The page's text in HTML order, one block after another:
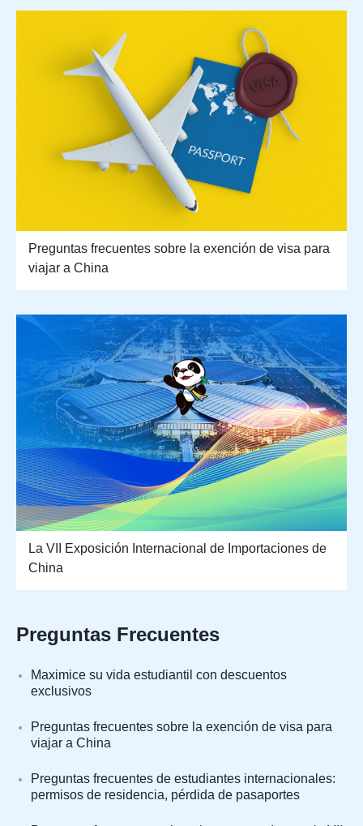
Preguntas frecuentes sobre la exención de visa para
viajar a China
La VII Exposición Internacional de Importaciones de
China
Preguntas Frecuentes
Maximice su vida estudiantil con descuentos
exclusivos
Preguntas frecuentes sobre la exención de visa para
viajar a China
Preguntas frecuentes de estudiantes internacionales:
permisos de residencia, pérdida de pasaportes